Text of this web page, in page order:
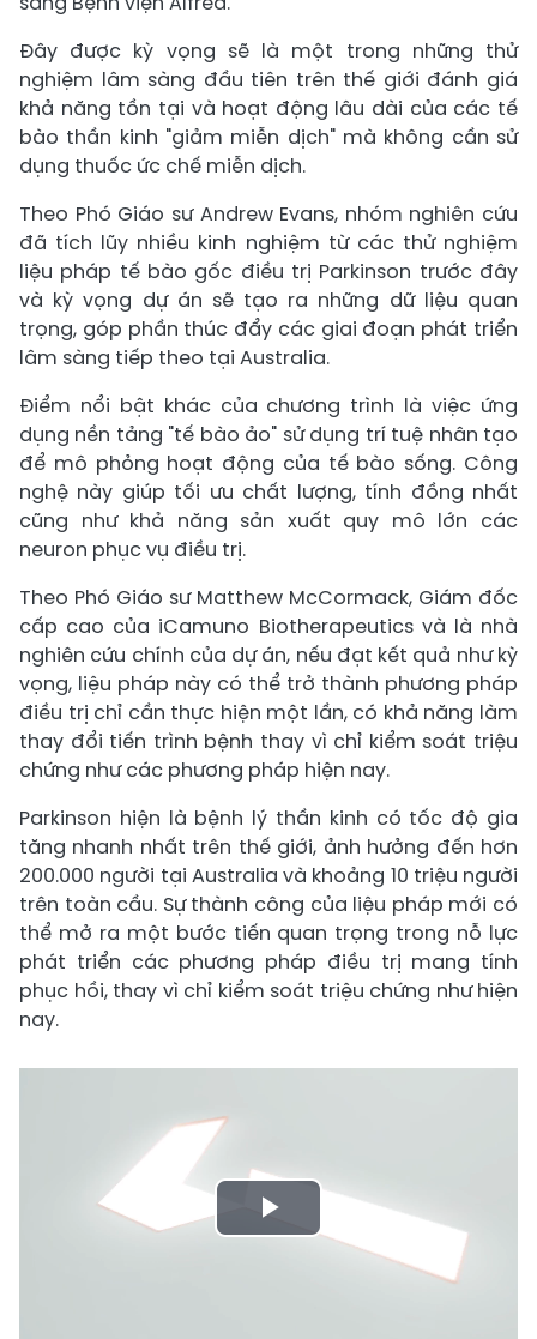
Đây được kỳ vọng sẽ là một trong những thử
nghiệm lâm sàng đầu tiên trên thế giới đánh giá
khả năng tồn tại và hoạt động lâu dài của các tế
bào thần kinh "giảm miễn dịch" mà không cần sử
dụng thuốc ức chế miễn dịch.
Theo Phó Giáo sư Andrew Evans, nhóm nghiên cứu
đã tích lũy nhiều kinh nghiệm từ các thử nghiệm
liệu pháp tế bào gốc điều trị Parkinson trước đây
và kỳ vọng dự án sẽ tạo ra những dữ liệu quan
trọng, góp phần thúc đẩy các giai đoạn phát triển
lâm sàng tiếp theo tại Australia.
Điểm nổi bật khác của chương trình là việc ứng
dụng nền tảng "tế bào ảo" sử dụng trí tuệ nhân tạo
để mô phỏng hoạt động của tế bào sống. Công
nghệ này giúp tối ưu chất lượng, tính đồng nhất
cũng như khả năng sản xuất quy mô lớn các
neuron phục vụ điều trị.
Theo Phó Giáo sư Matthew McCormack, Giám đốc
cấp cao của iCamuno Biotherapeutics và là nhà
nghiên cứu chính của dự án, nếu đạt kết quả như kỳ
vọng, liệu pháp này có thể trở thành phương pháp
điều trị chỉ cần thực hiện một lần, có khả năng làm
thay đổi tiến trình bệnh thay vì chỉ kiểm soát triệu
chứng như các phương pháp hiện nay.
Parkinson hiện là bệnh lý thần kinh có tốc độ gia
tăng nhanh nhất trên thế giới, ảnh hưởng đến hơn
200.000 người tại Australia và khoảng 10 triệu người
trên toàn cầu. Sự thành công của liệu pháp mới có
thể mở ra một bước tiến quan trọng trong nỗ lực
phát triển các phương pháp điều trị mang tính
phục hồi, thay vì chỉ kiểm soát triệu chứng như hiện
nay.
Play